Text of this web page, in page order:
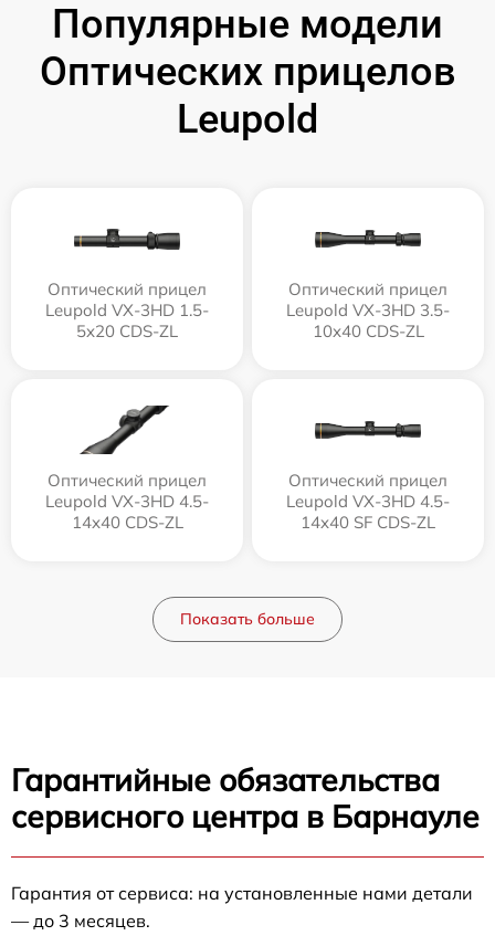
Популярные модели
Оптических прицелов
Leupold
Оптический прицел
Leupold VX-3HD 1.5-
5x20 CDS-ZL
Оптический прицел
Leupold VX-3HD 3.5-
10x40 CDS-ZL
Оптический прицел
Leupold VX-3HD 4.5-
14x40 CDS-ZL
Оптический прицел
Leupold VX-3HD 4.5-
14x40 SF CDS-ZL
Показать больше
Гарантийные обязательства
сервисного центра в Барнауле
Гарантия от сервиса: на установленные нами детали
— до 3 месяцев.